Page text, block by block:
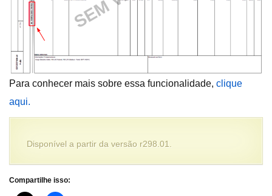
Para conhecer mais sobre essa funcionalidade, clique
aqui.
Disponível a partir da versão r298.01.
Compartilhe isso: